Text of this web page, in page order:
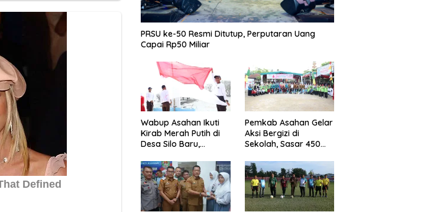
PRSU ke-50 Resmi Ditutup, Perputaran Uang
Capai Rp50 Miliar
Wabup Asahan Ikuti
Kirab Merah Putih di
Desa Silo Baru,
Menggema
Pemkab Asahan Gelar
Aksi Bergizi di
Sekolah, Sasar 450
Stunting